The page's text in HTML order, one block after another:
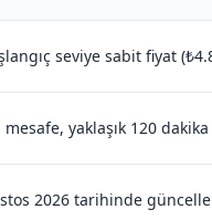
seviye sabit fiyat
mesafe, yaklaşık 120
2026 tarihinde